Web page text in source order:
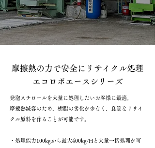
摩擦熱の力で安全にリサイクル処理
エコロボエースシリーズ
発泡スチロールを大量に処理したいお客様に最適。
摩擦熱減容のため、樹脂の劣化が少なく、良質なリサイ
クル原料を作ることが可能です。
・処理能力100kgから最大400kg/Hと大量一括処理が可